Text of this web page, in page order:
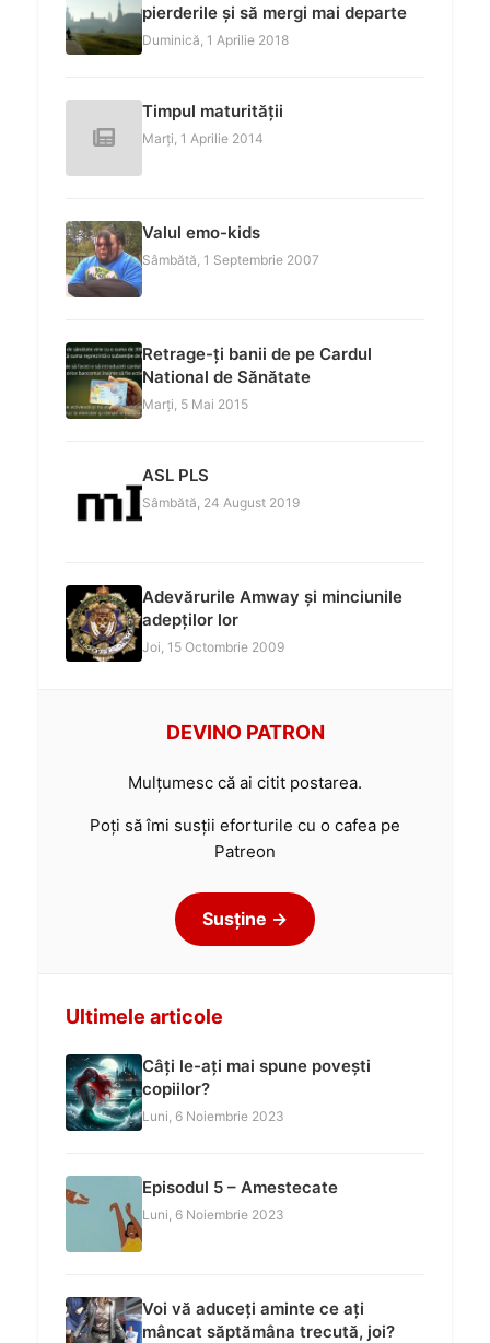
pierderile și să mergi mai departe
Duminică, 1 Aprilie 2018
Timpul maturității
Marți, 1 Aprilie 2014
Valul emo-kids
Sâmbătă, 1 Septembrie 2007
Retrage-ți banii de pe Cardul
National de Sănătate
Marți, 5 Mai 2015
ASL PLS
Sâmbătă, 24 August 2019
Adevărurile Amway și minciunile
adepților lor
Joi, 15 Octombrie 2009
DEVINO PATRON
Mulțumesc că ai citit postarea.
Poți să îmi susții eforturile cu o cafea pe
Patreon
Susține →
Ultimele articole
Câți le-ați mai spune povești
copiilor?
Luni, 6 Noiembrie 2023
Episodul 5 – Amestecate
Luni, 6 Noiembrie 2023
Voi vă aduceți aminte ce ați
mâncat săptămâna trecută, joi?